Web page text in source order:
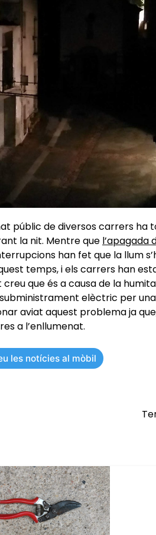
públic de diversos carrers ha
la nit. Mentre que l’apagada
han fet que la llum
temps, i els carrers han
creu que és a causa de la
elèctric per
aviat aquest problema ja
a l’enllumenat.
les notícies al mòbil